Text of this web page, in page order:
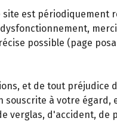
est
possible (page
et de tout préjudice
à votre
d'accident,